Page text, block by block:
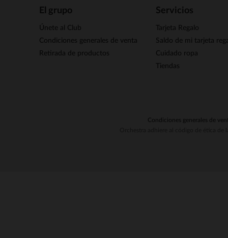
El grupo
Únete al Club
Condiciones generales de venta
Retirada de productos
Servicios
Tarjeta Regalo
Saldo de mi tarjeta
Cuidado ropa
Tiendas
Condiciones generales de